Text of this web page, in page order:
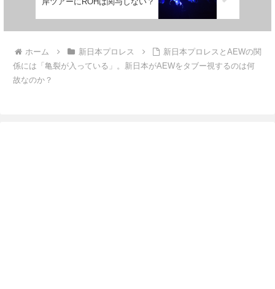
ホーム 新日本プロレス
新日本プロレスとAEWの関
係には「亀裂が入っている」。新日本がAEWをタブー視するのは何
故なのか？